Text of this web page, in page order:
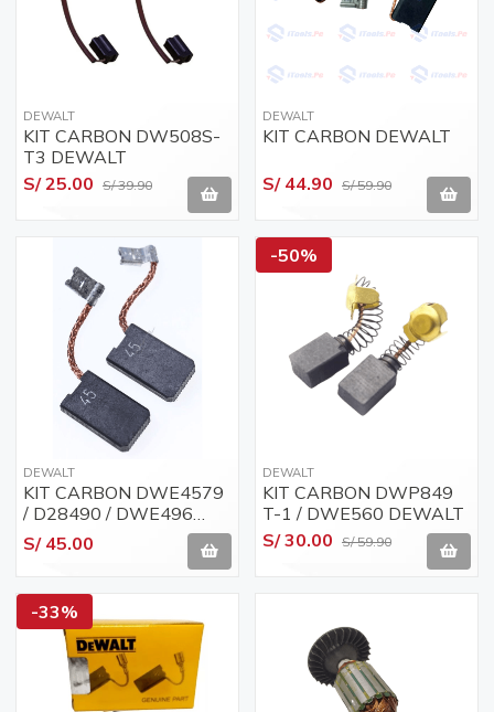
DEWALT
KIT CARBON DW508S-
T3 DEWALT
S/ 25.00 S/ 39.90
DEWALT
KIT CARBON DEWALT
S/ 44.90 S/ 59.90
DEWALT
KIT CARBON DWE4579
/ D28490 / DWE496
DEWALT DEWALT
(N253999)
S/ 45.00
-50%
DEWALT
KIT CARBON DWP849
T-1 / DWE560 DEWALT
S/ 30.00 S/ 59.90
-33%